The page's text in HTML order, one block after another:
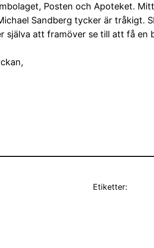
Posten och Apoteket.
Sandberg tycker är tråkigt.
själva att framöver se till att få
Etiketter: